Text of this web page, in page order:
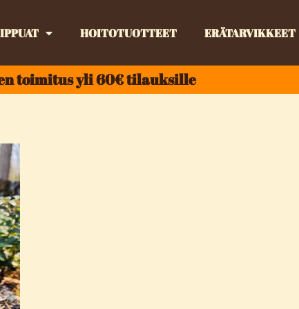
HOITOTUOTTEET ERÄTARVIKKEET
toimitus yli 60€ tilauksille